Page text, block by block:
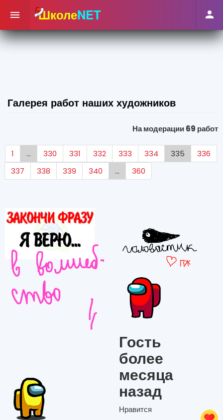
 ШколеNET 
Галерея работ наших художников
На модерации 69 работ
1 ... 330 331 332 333 334 335
336
337
338 339 340 ... 360
Гость
более
месяца
назад
Нравится